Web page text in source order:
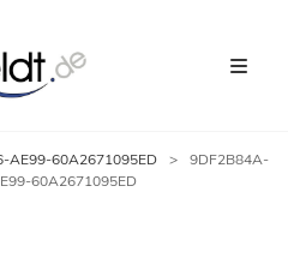
AE99-60A2671095ED >
9DF2B84A-
60A2671095ED